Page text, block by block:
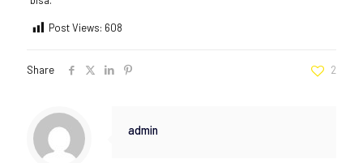
Post Views: 608
Share 2
admin